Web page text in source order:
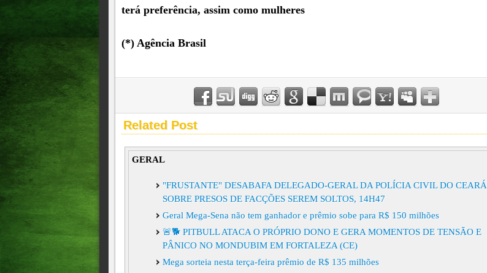
terá preferência, assim como mulheres
(*) Agência Brasil
Related Post
GERAL
"FRUSTANTE" DESABAFA DELEGADO-GERAL DA POLÍCIA CIVIL DO CEARÁ
SOBRE PRESOS DE FACÇÕES SEREM SOLTOS, 14H47
Geral Mega-Sena não tem ganhador e prêmio sobe para R$ 150 milhões
🚨🐕 PITBULL ATACA O PRÓPRIO DONO E GERA MOMENTOS DE TENSÃO E
PÂNICO NO MONDUBIM EM FORTALEZA (CE)
Mega sorteia nesta terça-feira prêmio de R$ 135 milhões